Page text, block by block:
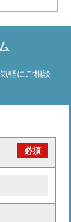
軽にご相談
必須